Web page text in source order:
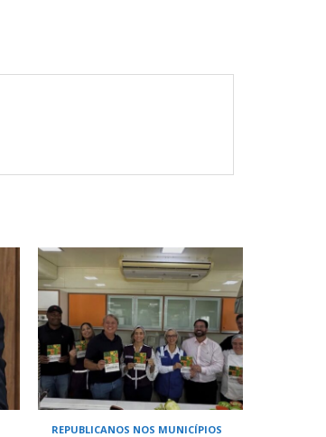
REPUBLICANOS NOS MUNICÍPIOS